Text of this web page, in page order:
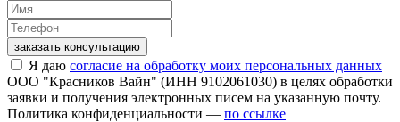
заказать консультацию
Я даю согласие на обработку моих персональных данных
ООО "Красников Вайн" (ИНН 9102061030) в целях обработки
заявки и получения электронных писем на указанную почту.
Политика конфиденциальности — по ссылке